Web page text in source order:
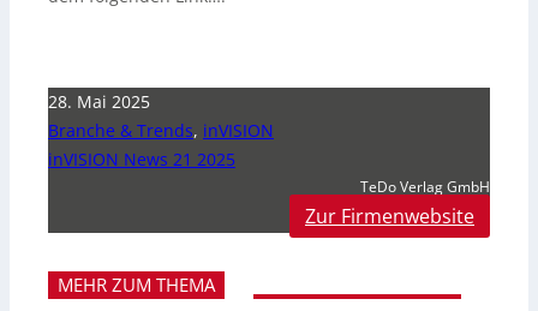
28. Mai 2025
Branche & Trends, inVISION
inVISION News 21 2025
TeDo Verlag GmbH
Zur Firmenwebsite
MEHR ZUM THEMA